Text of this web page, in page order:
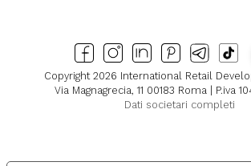
Copyright 2026 International Retail
Via Magnagrecia, 11 00183 Roma | P.iva
Dati societari completi